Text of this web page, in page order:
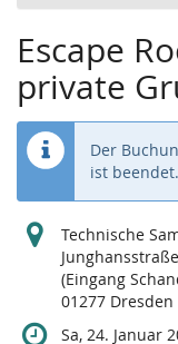
Escape
private
Der
ist beendet.
Technische
(Eingang
01277 Dresden
Sa, 24. Januar